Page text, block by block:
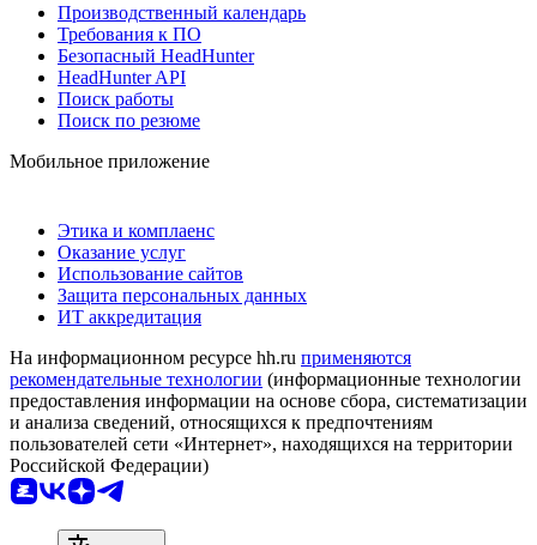
Производственный календарь
Требования к ПО
Безопасный HeadHunter
HeadHunter API
Поиск работы
Поиск по резюме
Мобильное приложение
Этика и комплаенс
Оказание услуг
Использование сайтов
Защита персональных данных
ИТ аккредитация
На информационном ресурсе hh.ru применяются
рекомендательные технологии (информационные технологии
предоставления информации на основе сбора, систематизации
и анализа сведений, относящихся к предпочтениям
пользователей сети «Интернет», находящихся на территории
Российской Федерации)